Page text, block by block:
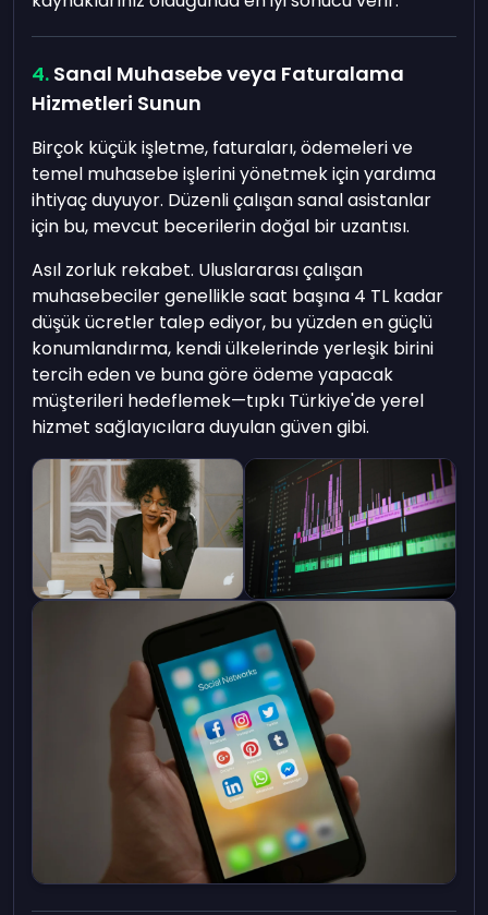
Sanal Muhasebe veya Faturalama
Hizmetleri Sunun
Birçok küçük işletme, faturaları, ödemeleri ve
temel muhasebe işlerini yönetmek için yardıma
ihtiyaç duyuyor. Düzenli çalışan sanal asistanlar
için bu, mevcut becerilerin doğal bir uzantısı.
Asıl zorluk rekabet. Uluslararası çalışan
muhasebeciler genellikle saat başına 4 TL kadar
düşük ücretler talep ediyor, bu yüzden en güçlü
konumlandırma, kendi ülkelerinde yerleşik birini
tercih eden ve buna göre ödeme yapacak
müşterileri hedeflemek—tıpkı Türkiye'de yerel
hizmet sağlayıcılara duyulan güven gibi.